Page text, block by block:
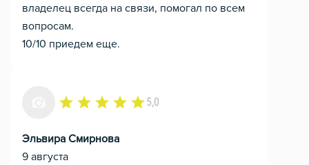
владелец всегда на связи, помогал по всем
вопросам.
10/10 приедем еще.
5,0
Эльвира Смирнова
9 августа